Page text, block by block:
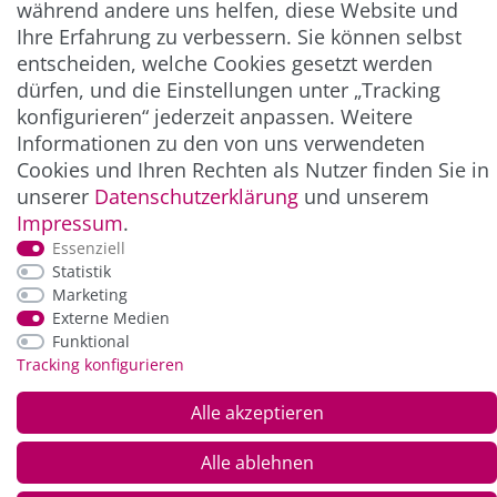
ZAHLUNG & VERSAND
*Alle Preise inkl. der gesetzl. MwSt. zzgl.
und Versandkosten
während andere uns helfen, diese Website und
Ihre Erfahrung zu verbessern. Sie können selbst
entscheiden, welche Cookies gesetzt werden
dürfen, und die Einstellungen unter „Tracking
konfigurieren“ jederzeit anpassen. Weitere
Informationen zu den von uns verwendeten
Cookies und Ihren Rechten als Nutzer finden Sie in
unserer Daten­schutz­erklärung und unserem
Impressum.
Essenziell
Statistik
Marketing
Externe Medien
Funktional
Tracking konfigurieren
Alle akzeptieren
Alle ablehnen
© Copyright 2026 Alle Rechte vorbehalten. |webshop by